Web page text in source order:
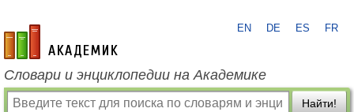
academic.ru
EN DE ES FR
Словари и энциклопедии на Академике
Найти!